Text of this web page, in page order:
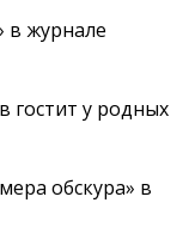
в журнале
гостит у родных
обскура» в